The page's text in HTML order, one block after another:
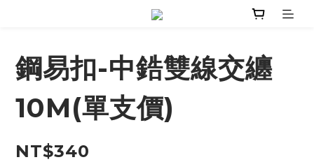
鋼易扣-中鋯雙線交纏
10M(單支價)
NT$340